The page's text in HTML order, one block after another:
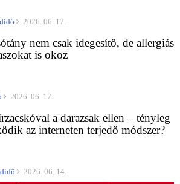
2026. 06. 17.
nem csak idegesítő, de allergiás
is okoz
2026. 06. 17.
a darazsak ellen – tényleg
az interneten terjedő módszer?
2026. 06. 14.